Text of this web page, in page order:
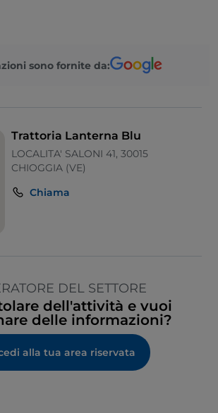
sono fornite da:
Trattoria Lanterna Blu
LOCALITA' SALONI 41, 30015
CHIOGGIA (VE)
Chiama
DEL SETTORE
dell'attività e vuoi
delle informazioni?
alla tua area riservata